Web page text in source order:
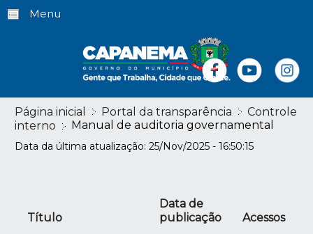
Menu
Página inicial Portal da transparência
Controle
interno
Manual de auditoria governamental
Data da última atualização: 25/Nov/2025 - 16:50:15
Título
Data de
publicação
Acessos